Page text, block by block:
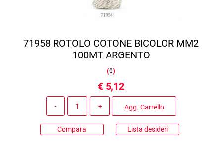
71958 ROTOLO COTONE BICOLOR MM2
100MT ARGENTO
(0)
€ 5,12
Agg. Carrello
Compara Lista desideri